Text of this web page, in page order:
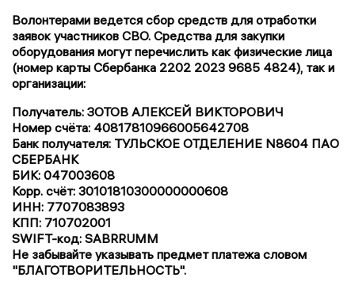
Волонтерами ведется сбор средств для отработки
заявок участников СВО. Средства для закупки
оборудования могут перечислить как физические лица
(номер карты Сбербанка 2202 2023 9685 4824), так и
организации:
Получатель: ЗОТОВ АЛЕКСЕЙ ВИКТОРОВИЧ
Номер счёта: 40817810966005642708
Банк получателя: ТУЛЬСКОЕ ОТДЕЛЕНИЕ N8604 ПАО
СБЕРБАНК
БИК: 047003608
Корр. счёт: 30101810300000000608
ИНН: 7707083893
КПП: 710702001
SWIFT-код: SABRRUMM
Не забывайте указывать предмет платежа словом
"БЛАГОТВОРИТЕЛЬНОСТЬ".